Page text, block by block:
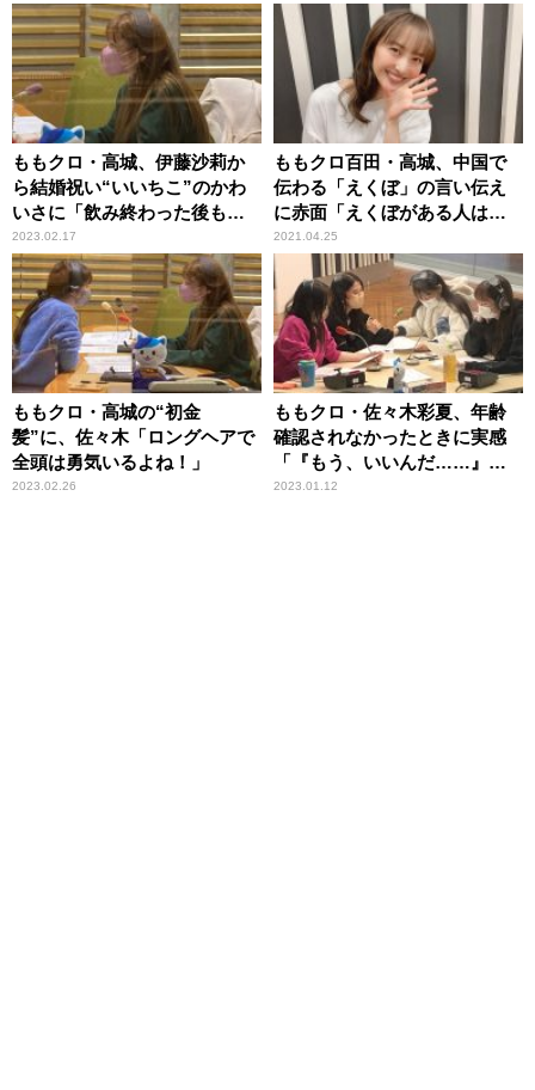
ももクロ・高城、伊藤沙莉か
ら結婚祝い“いいちこ”のかわ
いさに「飲み終わった後も捨
てられない」
2023.02.17
ももクロ百田・高城、中国で
伝わる「えくぼ」の言い伝え
に赤面「えくぼがある人は忘
れられない人がいて……」
2021.04.25
ももクロ・高城の“初金
髪”に、佐々木「ロングヘアで
全頭は勇気いるよね！」
2023.02.26
ももクロ・佐々木彩夏、年齢
確認されなかったときに実感
「『もう、いいんだ……』っ
て」
2023.01.12